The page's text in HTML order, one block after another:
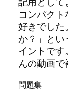
コンパク
好きでした
か？」とい
イントです
んの動画で
問題集